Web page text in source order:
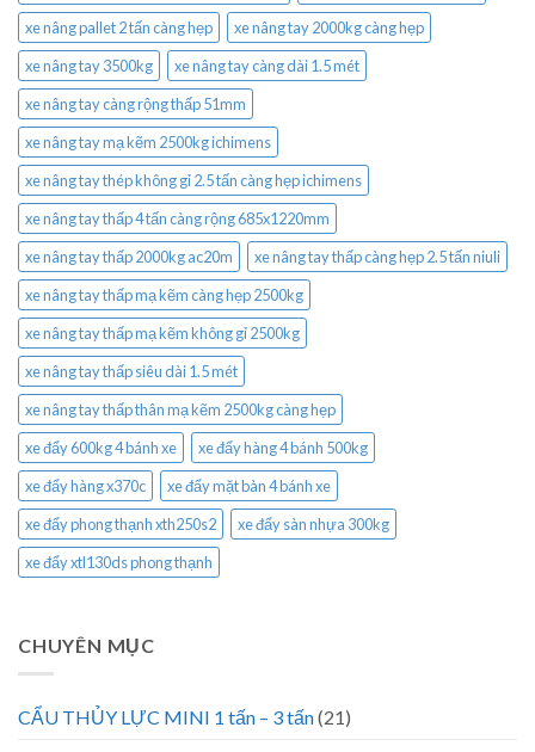
xe nâng pallet 2 tấn càng hẹp
xe nâng tay 2000kg càng hẹp
xe nâng tay 3500kg
xe nâng tay càng dài 1.5 mét
xe nâng tay càng rộng thấp 51mm
xe nâng tay mạ kẽm 2500kg ichimens
xe nâng tay thép không gỉ 2.5 tấn càng hẹp ichimens
xe nâng tay thấp 4 tấn càng rộng 685x1220mm
xe nâng tay thấp 2000kg ac20m
xe nâng tay thấp càng hẹp 2.5 tấn niuli
xe nâng tay thấp mạ kẽm càng hẹp 2500kg
xe nâng tay thấp mạ kẽm không gỉ 2500kg
xe nâng tay thấp siêu dài 1.5 mét
xe nâng tay thấp thân mạ kẽm 2500kg càng hẹp
xe đẩy 600kg 4 bánh xe
xe đẩy hàng 4 bánh 500kg
xe đẩy hàng x370c
xe đẩy mặt bàn 4 bánh xe
xe đẩy phong thạnh xth250s2
xe đẩy sàn nhựa 300kg
xe đẩy xtl130ds phong thạnh
CHUYÊN MỤC
CẨU THỦY LỰC MINI 1 tấn – 3 tấn(21)